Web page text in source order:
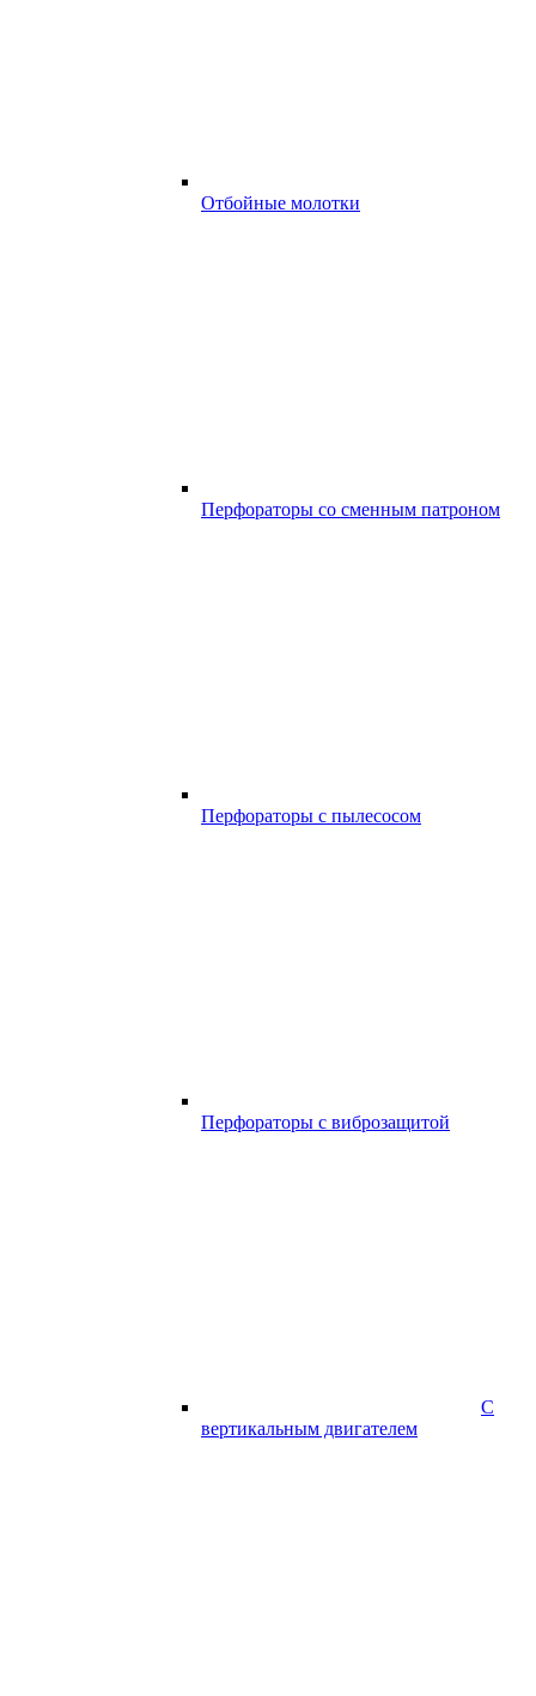
Отбойные молотки
Перфораторы со сменным патроном
Перфораторы с пылесосом
Перфораторы с виброзащитой
С
вертикальным двигателем